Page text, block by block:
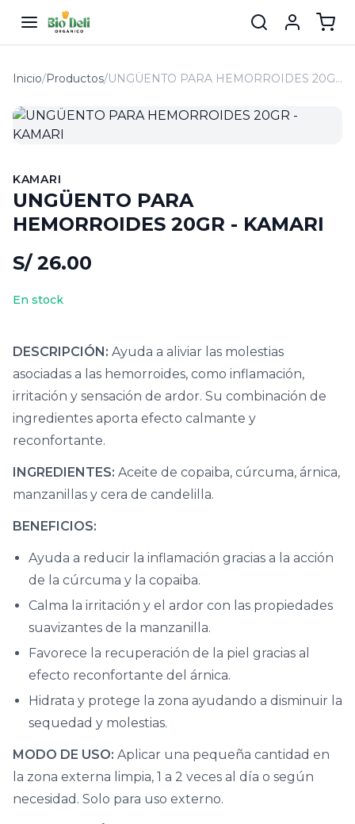
Inicio/Productos/ UNGÜENTO PARA HEMORROIDES 20GR - KAMARI
KAMARI
UNGÜENTO PARA
HEMORROIDES 20GR - KAMARI
S/ 26.00
En stock
DESCRIPCIÓN: Ayuda a aliviar las molestias
asociadas a las hemorroides, como inflamación,
irritación y sensación de ardor. Su combinación de
ingredientes aporta efecto calmante y
reconfortante.
INGREDIENTES: Aceite de copaiba, cúrcuma, árnica,
manzanillas y cera de candelilla.
BENEFICIOS:
Ayuda a reducir la inflamación gracias a la acción
de la cúrcuma y la copaiba.
Calma la irritación y el ardor con las propiedades
suavizantes de la manzanilla.
Favorece la recuperación de la piel gracias al
efecto reconfortante del árnica.
Hidrata y protege la zona ayudando a disminuir la
sequedad y molestias.
MODO DE USO: Aplicar una pequeña cantidad en
la zona externa limpia, 1 a 2 veces al día o según
necesidad. Solo para uso externo.